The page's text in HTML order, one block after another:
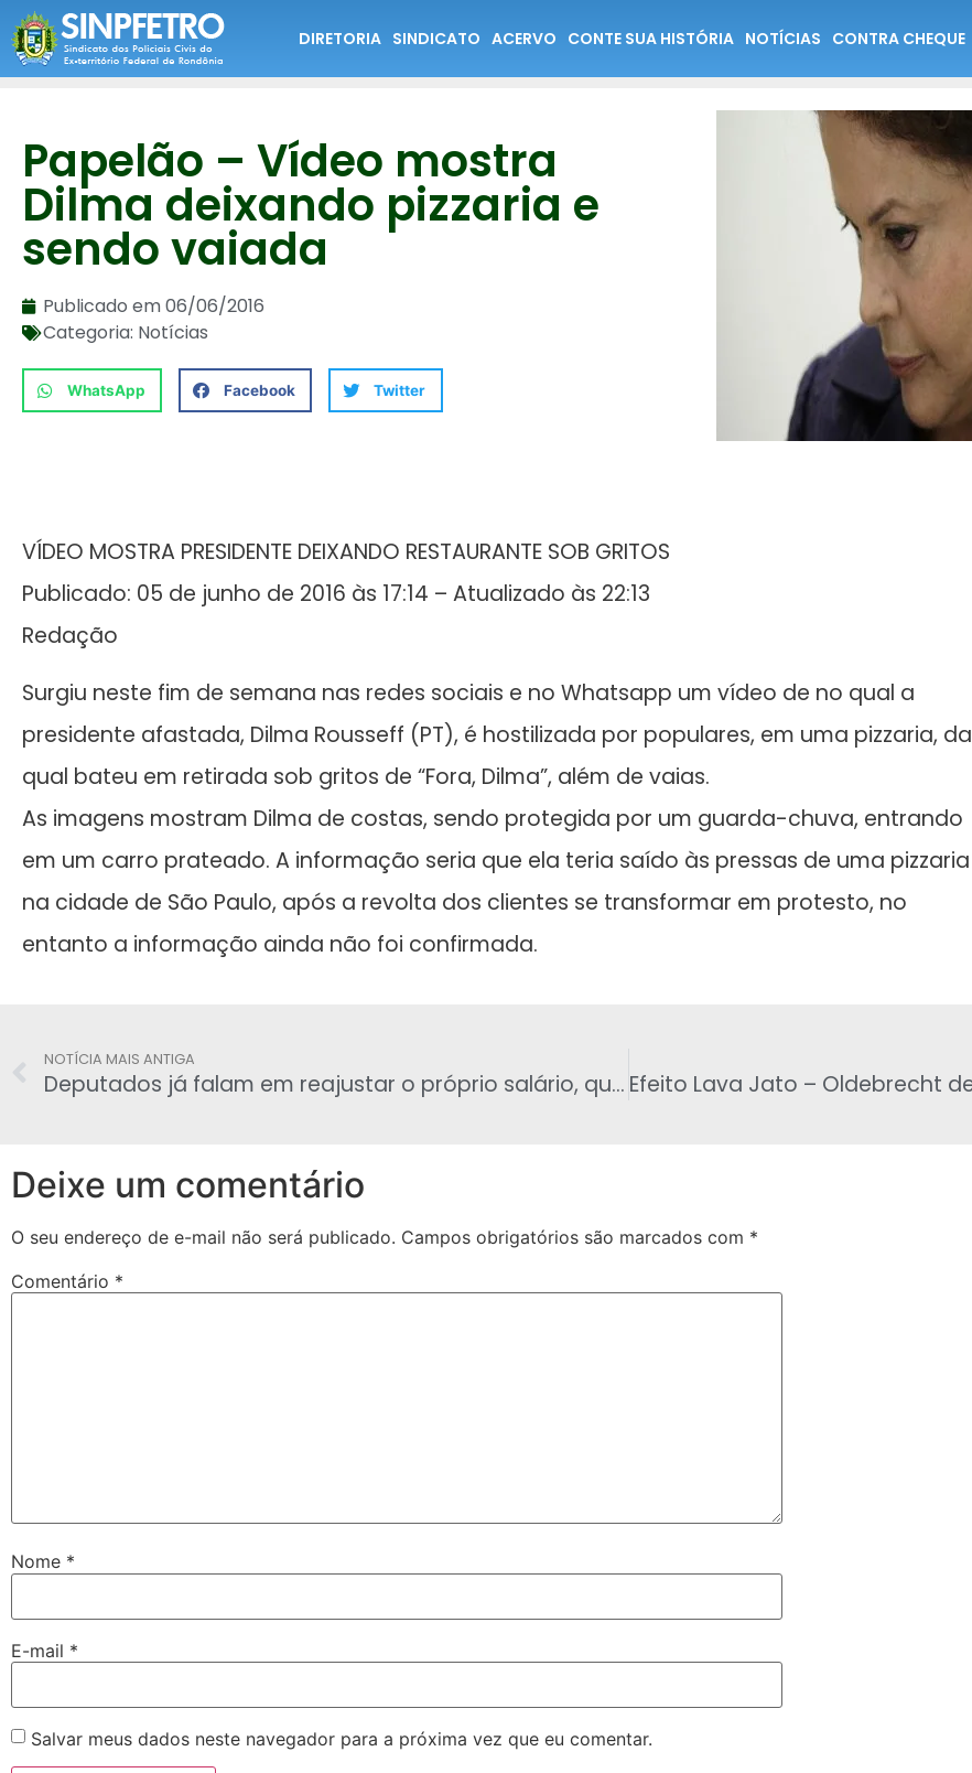
DIRETORIA SINDICATO ACERVO CONTE SUA HISTÓRIA NOTÍCIAS CONTRA CHEQUE
Papelão – Vídeo mostra
Dilma deixando pizzaria e
sendo vaiada
Publicado em06/06/2016
Categoria: Notícias
WhatsApp Facebook Twitter
VÍDEO MOSTRA PRESIDENTE DEIXANDO RESTAURANTE SOB GRITOS
Publicado: 05 de junho de 2016 às 17:14 – Atualizado às 22:13
Redação
Surgiu neste fim de semana nas redes sociais e no Whatsapp um vídeo de no qual a
presidente afastada, Dilma Rousseff (PT), é hostilizada por populares, em uma pizzaria, da
qual bateu em retirada sob gritos de “Fora, Dilma”, além de vaias.
As imagens mostram Dilma de costas, sendo protegida por um guarda-chuva, entrando
em um carro prateado. A informação seria que ela teria saído às pressas de uma pizzaria
na cidade de São Paulo, após a revolta dos clientes se transformar em protesto, no
entanto a informação ainda não foi confirmada.
NOTÍCIA MAIS ANTIGA
Deputados já falam em reajustar o próprio salário, que passaria para R$ 39,3 mil
Deixe um comentário
O seu endereço de e-mail não será publicado. Campos obrigatórios são marcados com *
Comentário *
Nome *
E-mail *
Salvar meus dados neste navegador para a próxima vez que eu comentar.